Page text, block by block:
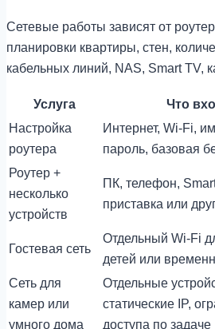
Сетевые работы зависят от
планировки квартиры, стен,
кабельных линий, NAS, Smart TV,
Услуга Что
Настройка
роутера
Интернет, Wi-Fi,
пароль, базовая
Роутер +
несколько
устройств
ПК, телефон,
приставка или
Гостевая сеть
Отдельный Wi-Fi
детей или
Сеть для
камер или
умного дома
Отдельные
статические IP,
доступа по задаче